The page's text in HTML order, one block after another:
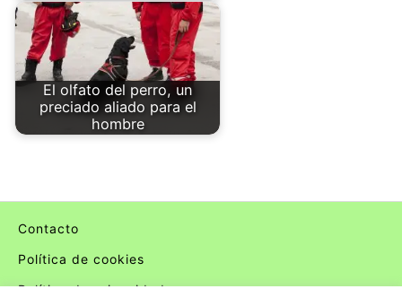
El olfato del perro, un
preciado aliado para el
hombre
Contacto
Política de cookies